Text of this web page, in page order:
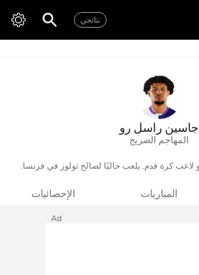
نتائجي
جاسين راسل رو
المهاجم الصريح
المباريات الإحصائيات
Ad